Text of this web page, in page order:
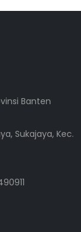
Banten
Sukajaya, Kec.